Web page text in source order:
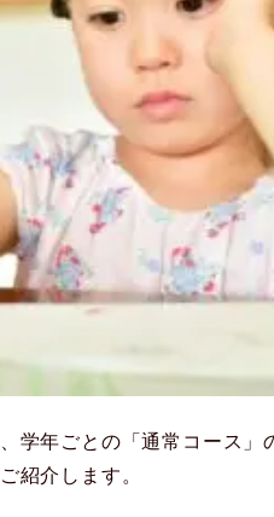
学年ごとの「通常コース」
紹介します。